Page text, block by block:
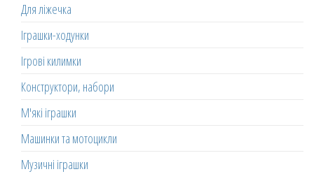
Для ліжечка
Іграшки-ходунки
Ігрові килимки
Конструктори, набори
М'які іграшки
Машинки та мотоцикли
Музичні іграшки